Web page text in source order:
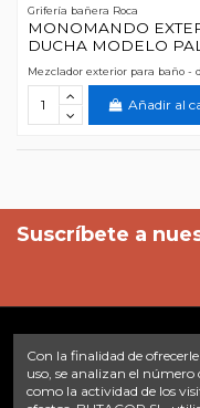
Grifería bañera Roca
MONOMANDO
DUCHA MODELO
Mezclador exterior para baño -
Añadir al
Suscríbete a
Enlaces
Con la finalidad de
uso, se analizan el número
como la actividad de los